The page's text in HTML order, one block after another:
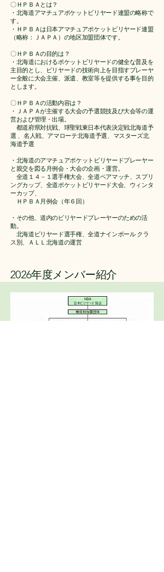
〇ＨＰＢＡとは？
・北海道アマチュアポケットビリヤード連盟の略称で
す。
・ＨＰＢＡは日本アマチュアポケットビリヤード連盟
（略称：ＪＡＰＡ）の地区加盟団体です。
〇ＨＰＢＡの目的は？
・北海道におけるポケットビリヤードの健全な普及を
主目的とし、ビリヤードの技術向上を目指すプレーヤ
ー全般に大会主催、派遣、教室等を提供する事を目的
とします。
〇ＨＰＢＡの活動内容は？
・ＪＡＰＡが主催する大会の予選競技及び大会等の運
営および管理・出場。
都道府県対抗戦、球聖戦東日本代表決定戦北海道予
選 、名人戦、アマローテ北海道予選、マスターズ北
海道予選
・北海道のアマチュアポケットビリヤードプレーヤー
と親交を図る月例会・大会の企画・運営。
全道１４－１選手権大会、全道ペアマッチ、スプリ
ングカップ、全道ポケットビリヤード大会、ウィンタ
ーカップ、
​ ＨＰＢＡ月例会（年６回）
・その他、道内のビリヤードプレーヤーのための活
動。
北海道ビリヤード選手権、全道ナインボール クラ
ス別、ＡＬＬ北海道の運営
2026年度メンバー紹介